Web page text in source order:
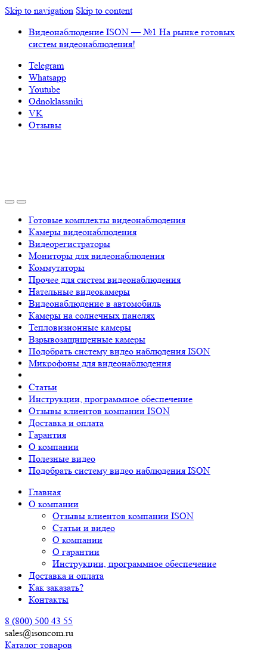
Skip to navigation Skip to content
Видеонаблюдение ISON — №1 На рынке готовых
систем видеонаблюдения!
Telegram
Whatsapp
Youtube
Odnoklassniki
VK
Отзывы
Готовые комплекты видеонаблюдения
Камеры видеонаблюдения
Видеорегистраторы
Мониторы для видеонаблюдения
Коммутаторы
Прочее для систем видеонаблюдения
Нательные видеокамеры
Видеонаблюдение в автомобиль
Камеры на солнечных панелях
Тепловизионные камеры
Взрывозащищенные камеры
Подобрать систему видео наблюдения ISON
Микрофоны для видеонаблюдения
Статьи
Инструкции, программное обеспечение
Отзывы клиентов компании ISON
Доставка и оплата
Гарантия
О компании
Полезные видео
Подобрать систему видео наблюдения ISON
Главная
О компании
Отзывы клиентов компании ISON
Статьи и видео
О компании
О гарантии
Инструкции, программное обеспечение
Доставка и оплата
Как заказать?
Контакты
8 (800) 500 43 55
sales@isoncom.ru
Каталог товаров